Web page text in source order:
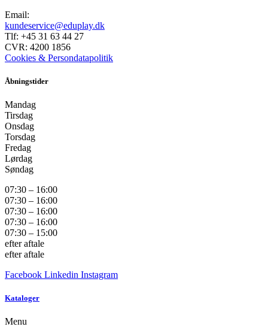
Email:
kundeservice@eduplay.dk
Tlf: +45 31 63 44 27
CVR: 4200 1856
Cookies & Persondatapolitik
Åbningstider
Mandag
Tirsdag
Onsdag
Torsdag
Fredag
Lørdag
Søndag
07:30 – 16:00
07:30 – 16:00
07:30 – 16:00
07:30 – 16:00
07:30 – 15:00
efter aftale
efter aftale
Facebook Linkedin Instagram
Kataloger
Menu